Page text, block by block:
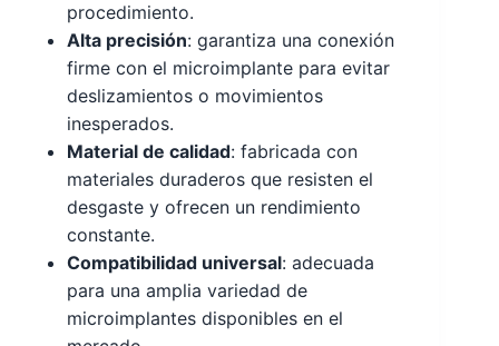
procedimiento.
Alta precisión: garantiza una conexión
firme con el microimplante para evitar
deslizamientos o movimientos
inesperados.
Material de calidad: fabricada con
materiales duraderos que resisten el
desgaste y ofrecen un rendimiento
constante.
Compatibilidad universal: adecuada
para una amplia variedad de
microimplantes disponibles en el